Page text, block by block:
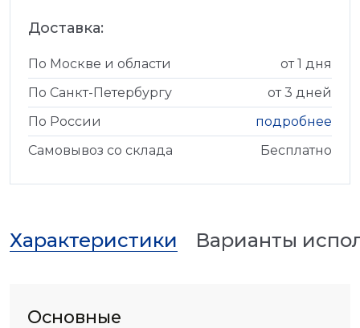
Доставка:
По Москве и области
от 1 дня
По Санкт-Петербургу
от 3 дней
По России
подробнее
Самовывоз со склада
Бесплатно
Характеристики Варианты
Основные